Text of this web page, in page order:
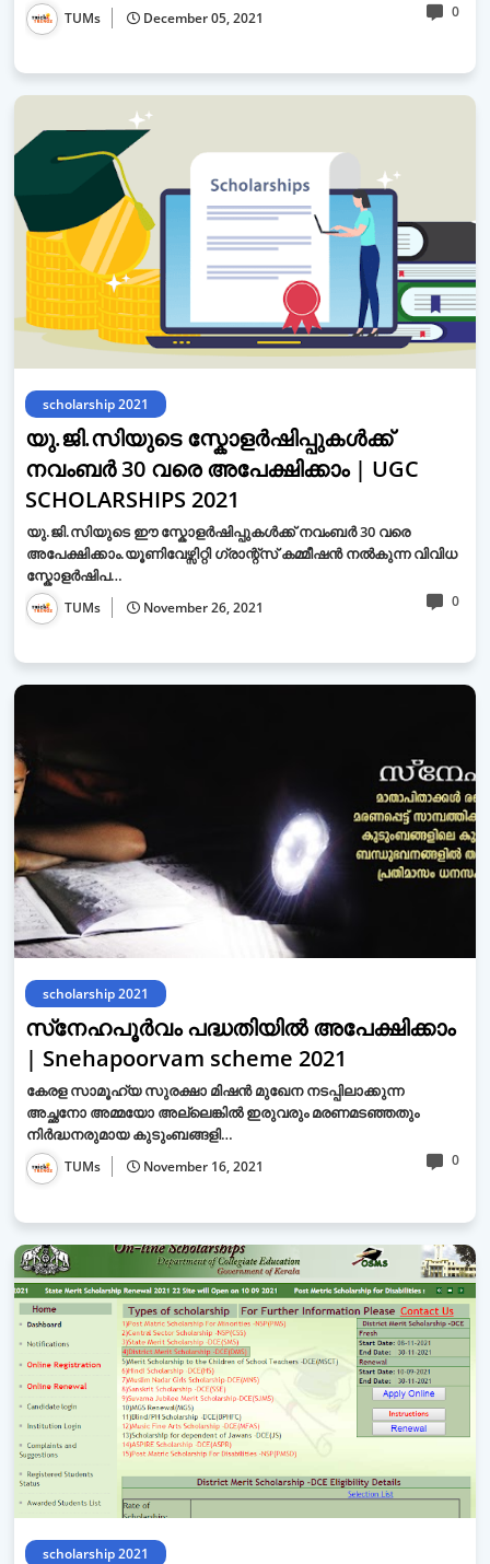
TUMs December 05, 2021 0
scholarship 2021
യു.ജി.സിയുടെ സ്കോളർഷിപ്പുകൾക്ക്
നവംബർ 30 വരെ അപേക്ഷിക്കാം | UGC
SCHOLARSHIPS 2021
യു.ജി.സിയുടെ ഈ സ്കോളർഷിപ്പുകൾക്ക് നവംബർ 30 വരെ
അപേക്ഷിക്കാം.യൂണിവേഴ്സിറ്റി ഗ്രാന്റ്സ് കമ്മീഷൻ നൽകുന്ന വിവിധ
സ്കോളർഷിപ…
TUMs November 26, 2021 0
scholarship 2021
സ്‌നേഹപൂർവം പദ്ധതിയിൽ അപേക്ഷിക്കാം
| Snehapoorvam scheme 2021
കേരള സാമൂഹ്യ സുരക്ഷാ മിഷൻ മുഖേന നടപ്പിലാക്കുന്ന
അച്ഛനോ അമ്മയോ അല്ലെങ്കിൽ ഇരുവരും മരണമടഞ്ഞതും
നിർദ്ധനരുമായ കുടുംബങ്ങളി…
TUMs November 16, 2021 0
scholarship 2021